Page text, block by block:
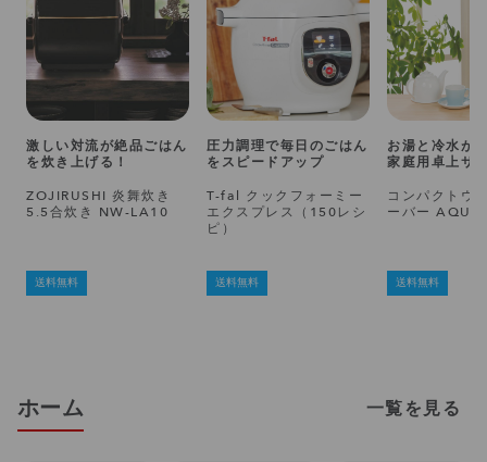
激しい対流が絶品ごはん
を炊き上げる！
ZOJIRUSHI 炎舞炊き
5.5合炊き NW-LA10
送料無料
圧力調理で毎日のごはん
をスピードアップ
T-fal クックフォーミー
エクスプレス（150レシ
ピ）
送料無料
お湯と冷水が
家庭用卓上サ
コンパクトウ
ーバー
送料無料
ホーム 一覧を見る